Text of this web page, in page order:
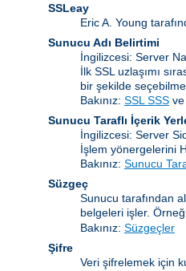
SSLeay
Eric A. Young
Sunucu Adı Belirtimi
İngilizcesi: Server
İlk SSL uzlaşımı
bir şekilde
Bakınız: SSL SSS ve
Sunucu Taraflı İçerik
İngilizcesi: Server
İşlem yönergelerini
Bakınız: Sunucu
Süzgeç
Sunucu tarafından
belgeleri işler.
Bakınız: Süzgeçler
Şifre
Veri şifrelemek için